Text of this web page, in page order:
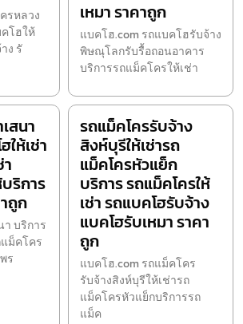
รหลวง
โฮให้
ง รั
เหมา ราคาถูก
แบคโฮ.com รถแบคโฮรับจ้าง
พิษณุโลกรับรื้อถอนอาคาร
บริการรถแม็คโครให้เช่า
สนา
ให้เช่า
ริการ
ถูก
า บริการ
ม็คโคร
ร
รถแม็คโครรับจ้าง
สิงห์บุรีให้เช่ารถ
แม็คโครหัวแย็ก
บริการ รถแม็คโครให้
เช่า รถแบคโฮรับจ้าง
แบคโฮรับเหมา ราคา
ถูก
แบคโฮ.com รถแม็คโคร
รับจ้างสิงห์บุรีให้เช่ารถ
แม็คโครหัวแย็กบริการรถ
แม็ค